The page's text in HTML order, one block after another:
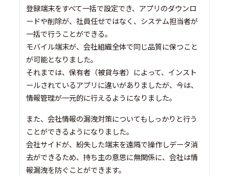
登録端末をすべて一括で設定でき、アプリのダウンロ
ードや削除が、社員任せではなく、システム担当者が
一括で行うことができる。
モバイル端末が、会社組織全体で同じ品質に保つこと
が可能となりました。
それまでは、保有者（被貸与者）によって、インスト
ールされているアプリに違いがありましたが、今は、
情報管理が一元的に行えるようになりました。
また、会社情報の漏洩対策についてもしっかりと行う
ことができるようになりました。
会社サイドが、紛失した端末を遠隔で操作しデータ消
去ができるため、持ち主の意思に無関係に、会社は情
報漏洩を防ぐことができます。